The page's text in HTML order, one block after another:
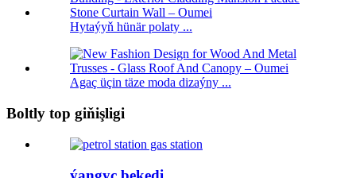
Hytaýyň hünär polaty ...
Agaç üçin täze moda dizaýny ...
Boltly top giňişligi